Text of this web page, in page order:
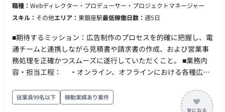
職種： Webディレクター・プロデューサー・プロジェクトマネージャー
スキル： その他エリア： 東銀座駅最低稼働日数： 週5日
■期待するミッション：広告制作のプロセスを的確に把握し、電
通チームと連携しながら見積書や請求書の作成、および営業事
務処理を正確かつスムーズに遂行していただくこと。 ■業務内
容・担当工程： ・オンライン、オフラインにおける各種広告
への参加（制作過程把握のため） ・大手広告代理店チームと
連携した、最終的な見積書および請求書の作成 ・営業部署に
従業員99名以下 稼動実績あり案件